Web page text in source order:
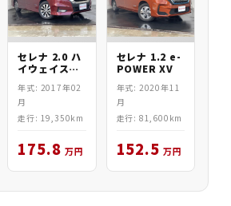
セレナ 2.0 ハ
イウェイスタ
年式: 2017年02
月
走行: 19,350km
175.8 万円
セレナ 1.2 e-
POWER XV
年式: 2020年11
月
走行: 81,600km
152.5 万円